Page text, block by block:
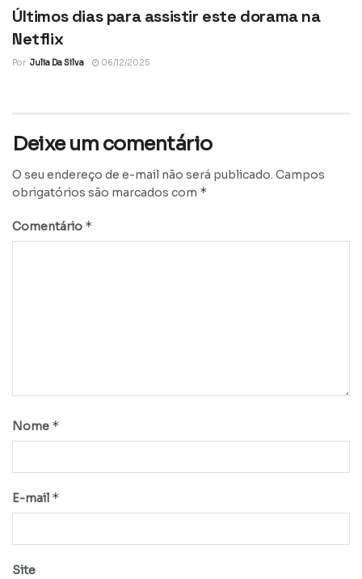
Últimos dias para assistir este dorama na
Netflix
Por Julia Da Silva 06/12/2025
Deixe um comentário
O seu endereço de e-mail não será publicado. Campos
obrigatórios são marcados com *
Comentário *
Nome *
E-mail *
Site